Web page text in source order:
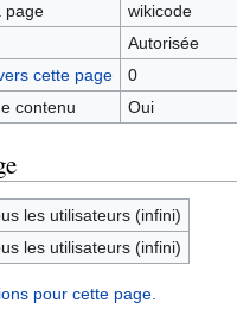
page
wikicode
Autorisée
cette page
0
contenu
Oui
les utilisateurs (infini)
les utilisateurs (infini)
pour cette page.